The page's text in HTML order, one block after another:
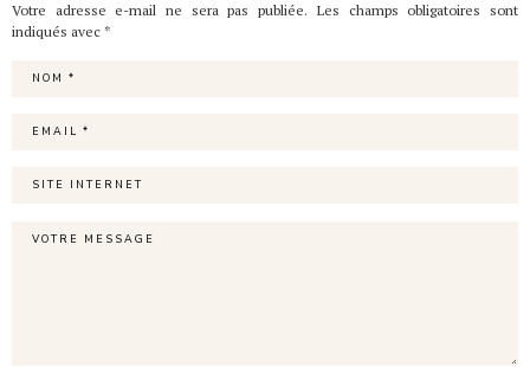
Votre adresse e-mail ne sera pas publiée. Les champs obligatoires sont
indiqués avec *